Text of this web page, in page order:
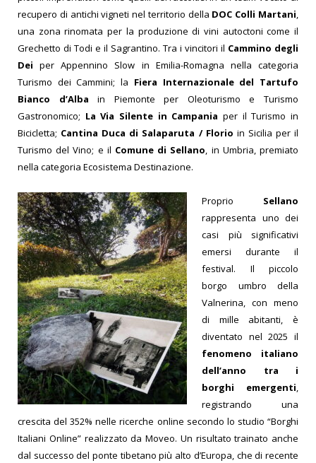
recupero di antichi vignetinel territorio della DOC Colli Martani,
una zona rinomata per la produzione di vini autoctoni come il
Grechetto di Todi e il Sagrantino. Tra i vincitori il Cammino degli
Dei per Appennino Slow in Emilia-Romagna nella categoria
Turismo dei Cammini; la Fiera Internazionale del Tartufo
Bianco d’Alba in Piemonte per Oleoturismo e Turismo
Gastronomico; La Via Silente in Campania per il Turismo in
Bicicletta; Cantina Duca di Salaparuta / Florio in Sicilia per il
Turismo del Vino; e il Comune di Sellano, in Umbria, premiato
nella categoria Ecosistema Destinazione.
Proprio Sellano
rappresenta uno dei
casi più significativi
emersi durante il
festival. Il piccolo
borgo umbro della
Valnerina, con meno
di mille abitanti, è
diventato nel 2025 il
fenomeno italiano
dell’anno tra i
borghi emergenti,
registrando una
crescita del 352% nelle ricerche online secondo lo studio “Borghi
Italiani Online” realizzato da Moveo. Un risultato trainato anche
dal successo del ponte tibetano più alto d’Europa, che di recente